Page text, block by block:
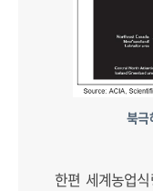
북극
한편 세계농업